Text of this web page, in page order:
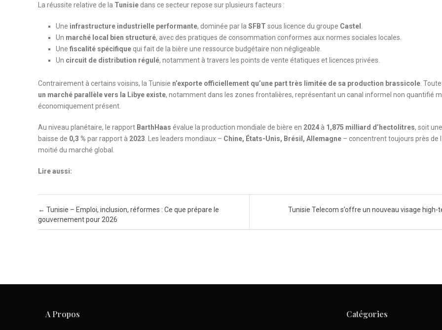
La réussite relative de la Tunisie dans ce secteur repose sur plusieurs facteurs :
Une infrastructure industrielle performante, dominée par la SFBT sous licence du groupe Castel
Un marché local bien structuré, avec des pratiques de consommation conformes aux normes sociales locales.
Une fiscalité spécifique qui fait de la bière une ressource budgétaire non négligeable.
Un circuit de distribution régulé, notamment à travers les points de vente étatiques et licences privées.
Contrairement à certains voisins, la Tunisie n’exporte officiellement qu’une part très limitée de sa production brassicole .
un marché parallèle vers la Libye existe, notamment dans les zones frontalières, représentant un canal informel non quantifié
économiquement présent.
Au niveau planétaire, le rapport BarthHaas évalue la production mondiale de bière en 2024 à 1,875 milliard d’hectolitres, soit une
baisse de 0,3 % par rapport à 2023 . Les leaders mondiaux – Chine, États-Unis, Brésil, Allemagne – concentrent toujours près de
moitié du marché global.
Lire aussi:
Post navigation
← Tunisie – Emploi, inclusion, réformes : Ce que prépare le
gouvernement pour 2026
Tunisie Telecom s’offre un nouveau visage high-
A Propos Catégories